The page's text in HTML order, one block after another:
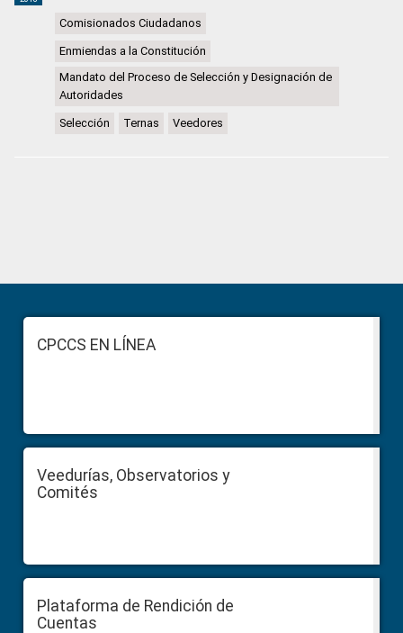
Comisionados Ciudadanos
Enmiendas a la Constitución
Mandato del Proceso de Selección y Designación de
Autoridades
Selección Ternas Veedores
Sidebar
FooterCPCCS EN LÍNEA
Veedurías, Observatorios y
Comités
Plataforma de Rendición de
Cuentas